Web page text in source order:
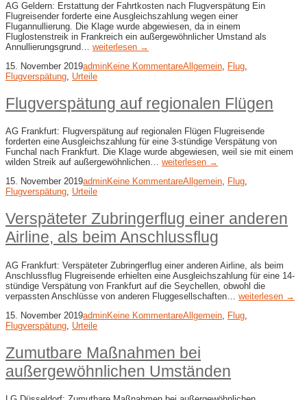
AG Geldern: Erstattung der Fahrtkosten nach Flugverspätung Ein
Flugreisender forderte eine Ausgleichszahlung wegen einer
Flugannullierung. Die Klage wurde abgewiesen, da in einem
Fluglostenstreik in Frankreich ein außergewöhnlicher Umstand als
Annullierungsgrund… weiterlesen →
15. November 2019adminKeine KommentareAllgemein, Flug,
Flugverspätung, Urteile
Flugverspätung auf regionalen Flügen
AG Frankfurt: Flugverspätung auf regionalen Flügen Flugreisende
forderten eine Ausgleichszahlung für eine 3-stündige Verspätung von
Funchal nach Frankfurt. Die Klage wurde abgewiesen, weil sie mit einem
wilden Streik auf außergewöhnlichen… weiterlesen →
15. November 2019adminKeine KommentareAllgemein, Flug,
Flugverspätung, Urteile
Verspäteter Zubringerflug einer anderen
Airline, als beim Anschlussflug
AG Frankfurt: Verspäteter Zubringerflug einer anderen Airline, als beim
Anschlussflug Flugreisende erhielten eine Ausgleichszahlung für eine 14-
stündige Verspätung von Frankfurt auf die Seychellen, obwohl die
verpassten Anschlüsse von anderen Fluggesellschaften… weiterlesen →
15. November 2019adminKeine KommentareAllgemein Flug
Flugverspätung Urteile
Zumutbare Maßnahmen bei
außergewöhnlichen Umständen